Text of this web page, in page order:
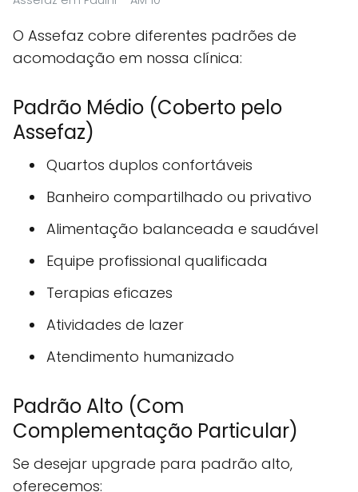
O Assefaz cobre diferentes padrões de
acomodação em nossa clínica:
Padrão Médio (Coberto pelo
Assefaz)
Quartos duplos confortáveis
Banheiro compartilhado ou privativo
Alimentação balanceada e saudável
Equipe profissional qualificada
Terapias eficazes
Atividades de lazer
Atendimento humanizado
Padrão Alto (Com
Complementação Particular)
Se desejar upgrade para padrão alto,
oferecemos: